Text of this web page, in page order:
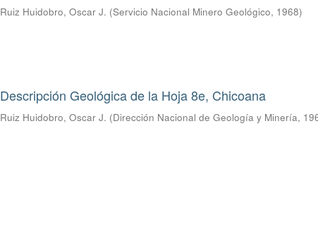
Ruiz Huidobro, Oscar J. (Servicio Nacional Minero Geológico, 1968)
Descripción Geológica de la Hoja 8e, Chicoana
Ruiz Huidobro, Oscar J. (Dirección Nacional de Geología y Minería,